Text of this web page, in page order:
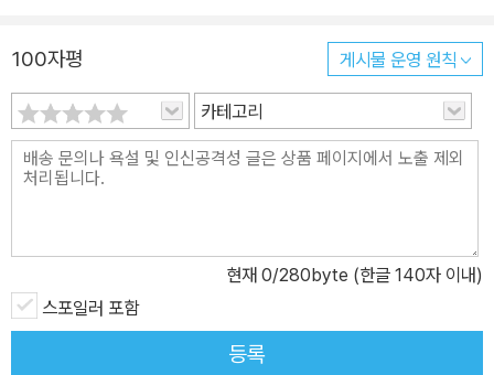
을 당하거나 적의 시퍼런 칼날에 내던져지는 것과 또한 무엇이 다르
않는 것이 아니라 그것을 매우 어려워하는 것이오. 그러니 우임금이
이치에 맞는 말을 들으면 경의를 표해 감사한 것은 이 때문이 아니겠
소! 나는 지금 가슴을 크게 열고 신하의 원대한 생각과 간언을 받아들
소통이 화두가 된 이 시대에 《정관정요》가 던지는 소통하는 리더십은
많은 이들에게 새로운 감동과 자극을 줄 것이다. 중국의 가장 위대한
군주, 당태종 이세민의 리더십 - 끊임없이 성찰하고, 독단에 빠지는
것을 경계한 중국 역사상 가장 위대한 군주를 만나다 《정관정요》는
100자평 게시물 운영 원칙
카테고리
현재 0/280byte (한글 140자 이내)
스포일러 포함
등록